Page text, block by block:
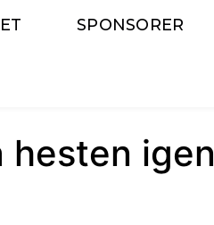
SPONSORER
hesten igen